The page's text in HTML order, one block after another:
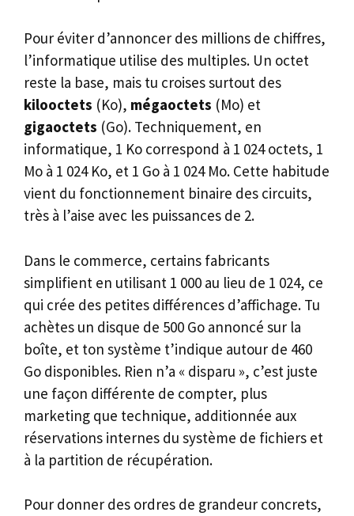
Pour éviter d’annoncer des millions de chiffres,
l’informatique utilise des multiples. Un octet
reste la base, mais tu croises surtout des
kilooctets (Ko), mégaoctets (Mo) et
gigaoctets (Go). Techniquement, en
informatique, 1 Ko correspond à 1 024 octets, 1
Mo à 1 024 Ko, et 1 Go à 1 024 Mo. Cette habitude
vient du fonctionnement binaire des circuits,
très à l’aise avec les puissances de 2.
Dans le commerce, certains fabricants
simplifient en utilisant 1 000 au lieu de 1 024, ce
qui crée des petites différences d’affichage. Tu
achètes un disque de 500 Go annoncé sur la
boîte, et ton système t’indique autour de 460
Go disponibles. Rien n’a « disparu », c’est juste
une façon différente de compter, plus
marketing que technique, additionnée aux
réservations internes du système de fichiers et
à la partition de récupération.
Pour donner des ordres de grandeur concrets,